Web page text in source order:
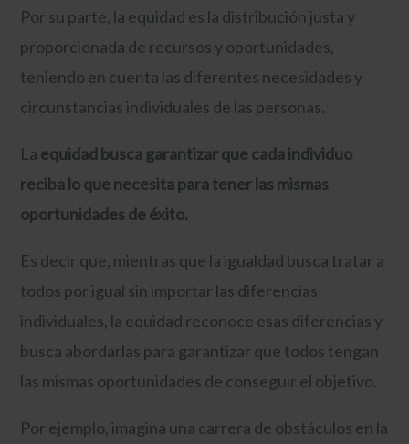
Por su parte, la equidad es la distribución justa y
proporcionada de recursos y oportunidades,
teniendo en cuenta las diferentes necesidades y
circunstancias individuales de las personas.
La equidad busca garantizar que cada individuo
reciba lo que necesita para tener las mismas
oportunidades de éxito.
Es decir que, mientras que la igualdad busca tratar a
todos por igual sin importar las diferencias
individuales, la equidad reconoce esas diferencias y
busca abordarlas para garantizar que todos tengan
las mismas oportunidades de conseguir el objetivo.
Por ejemplo, imagina una carrera de obstáculos en la